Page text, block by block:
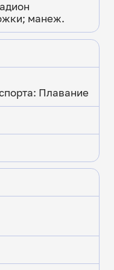
манеж.
Плавание